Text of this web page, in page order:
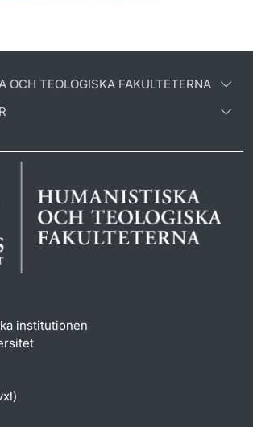
OCH TEOLOGISKA FAKULTETERNA
institutionen